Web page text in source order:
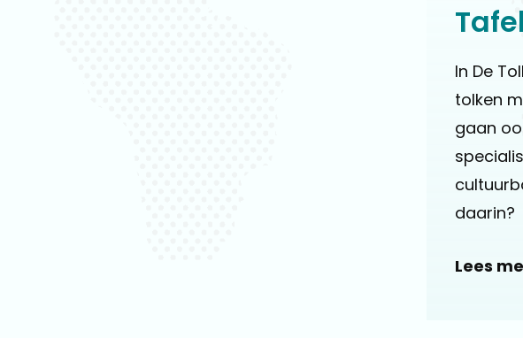
In De
tolken
gaan
daarin?
Lees